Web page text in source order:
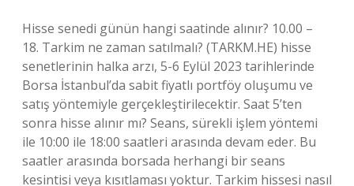
Hisse senedi günün hangi saatinde alınır? 10.00 –
18. Tarkim ne zaman satılmalı? (TARKM.HE) hisse
senetlerinin halka arzı, 5-6 Eylül 2023 tarihlerinde
Borsa İstanbul’da sabit fiyatlı portföy oluşumu ve
satış yöntemiyle gerçekleştirilecektir. Saat 5’ten
sonra hisse alınır mı? Seans, sürekli işlem yöntemi
ile 10:00 ile 18:00 saatleri arasında devam eder. Bu
saatler arasında borsada herhangi bir seans
kesintisi veya kısıtlaması yoktur. Tarkim hissesi nasıl